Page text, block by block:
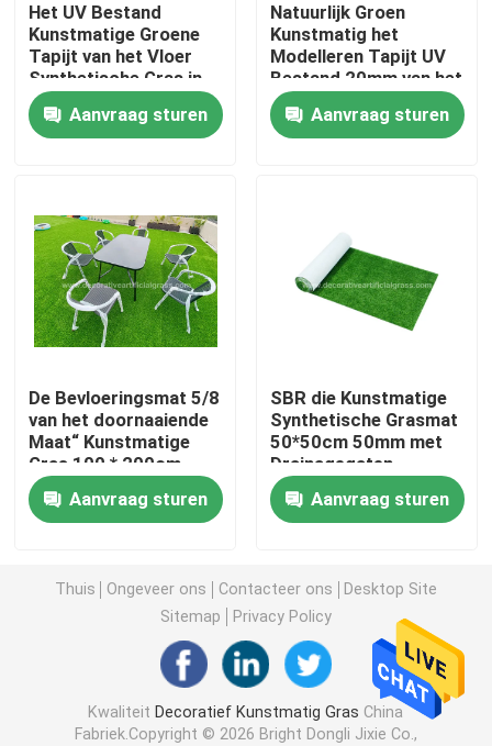
Nieuws
Gevallen
Decoratief Kunstmatig Gras
Kunstmatig Grasgras
Kunstmatige bloemblaadjes
Kunstbloembal
Kunstmatige Decoratieinstallaties
Decoratieve Ornamenten
Kunstmatig Moss Mat
Het UV Bestand
Kunstmatige Groene
Tapijt van het Vloer
Synthetische Gras in
Broodjespe + pp
8800D 40mm
Aanvraag sturen
Natuurlijk Groen
Kunstmatig het
Modelleren Tapijt UV
Bestand 20mm van het
Grasgras
Aanvraag sturen
De Bevloeringsmat 5/8
van het doornaaiende
Maat“ Kunstmatige
Gras 100 * 200cm
voor Balkonterras
Aanvraag sturen
SBR die Kunstmatige
Synthetische Grasmat
50*50cm 50mm met
Drainagegaten
steunen
Aanvraag sturen
Thuis Ongeveer ons Contacteer ons
Desktop Site
Sitemap
Privacy Policy
Kwaliteit Decoratief Kunstmatig Gras China
Fabriek.Copyright © 2026 Bright Dongli Jixie Co.,